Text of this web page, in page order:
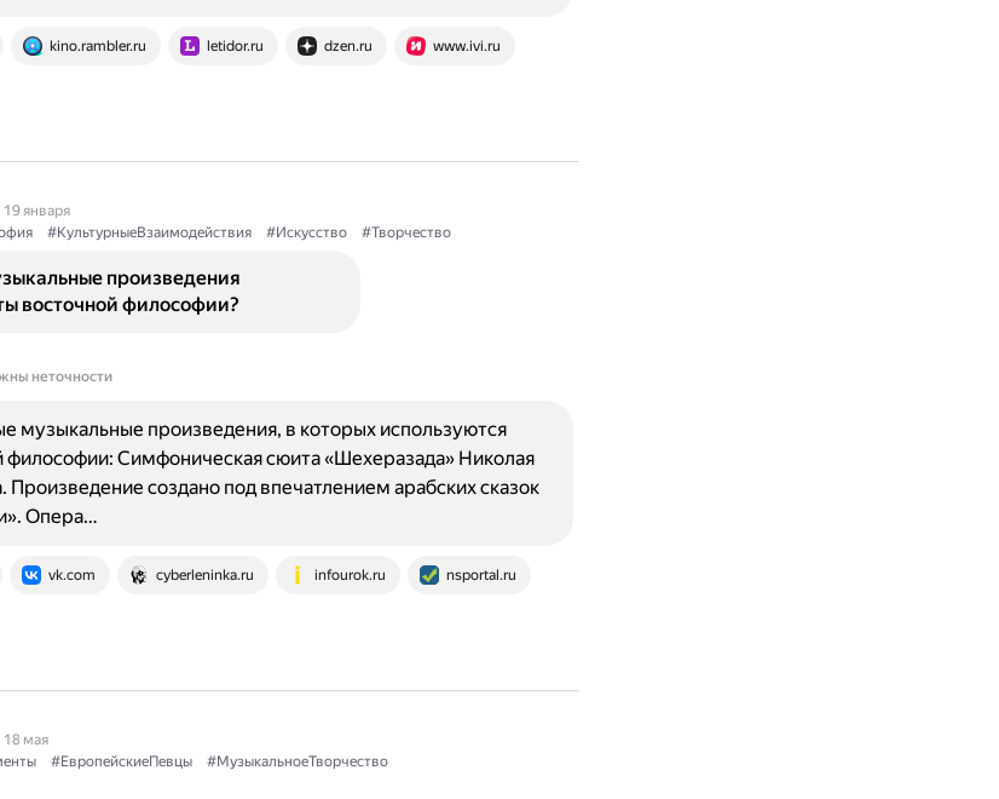
kino.rambler.ru letidor.ru dzen.ru www.ivi.ru
19 января
#КультурныеВзаимодействия #Искусство #Творчество
произведения
восточной философии?
неточности
vk.com cyberleninka.ru infourok.ru nsportal.ru
музыкальные произведения, в которых используются
философии: Симфоническая сюита «Шехеразада» Николая
Произведение создано под впечатлением арабских сказок
Опера…
18 мая
#ЕвропейскиеПевцы
#МузыкальноеТворчество